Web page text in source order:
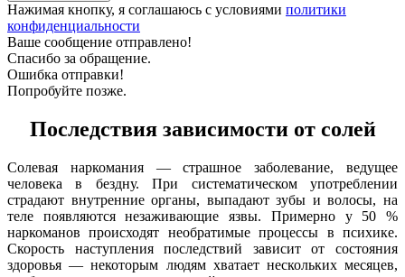
Нажимая кнопку, я соглашаюсь с условиями политики
конфиденциальности
Ваше сообщение отправлено!
Спасибо за обращение.
Ошибка отправки!
Попробуйте позже.
Последствия зависимости от солей
Солевая наркомания — страшное заболевание, ведущее
человека в бездну. При систематическом употреблении
страдают внутренние органы, выпадают зубы и волосы, на
теле появляются незаживающие язвы. Примерно у 50 %
наркоманов происходят необратимые процессы в психике.
Скорость наступления последствий зависит от состояния
здоровья — некоторым людям хватает нескольких месяцев,